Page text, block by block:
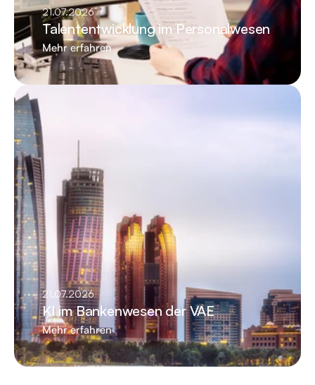
21.07.2026
Talententwicklung im Personalwesen
Mehr erfahren
21.07.2026
KI im Bankenwesen der VAE
Mehr erfahren